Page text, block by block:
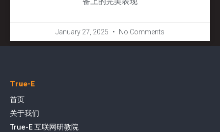
January 27, 2025 No Comments
True-E
首页
关于我们
True-E 互联网研教院